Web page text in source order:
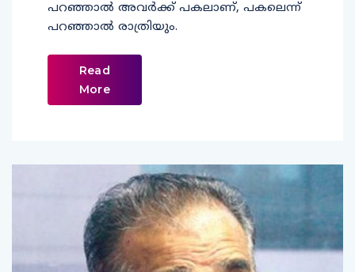
പറഞ്ഞാൽ അവർക്ക് പകലാണ്, പകലെന്ന്
പറഞ്ഞാൽ രാത്രിയും.
Read
More